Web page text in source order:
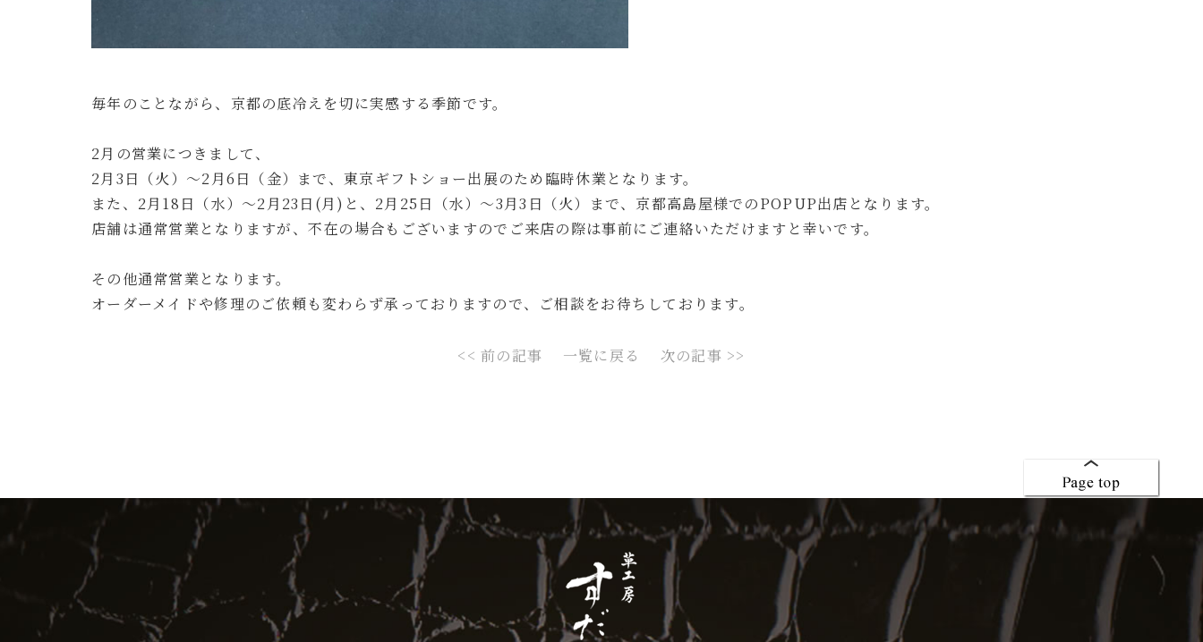
毎年のことながら、京都の底冷えを切に実感する季節です。
2月の営業につきまして、
2月3日（火）〜2月6日（金）まで、東京ギフトショー出展のため臨時休業となります。
また、2月18日（水）〜2月23日(月)と、2月25日（水）〜3月3日（火）まで、京都高島屋様でのPOPUP出店となります。
店舗は通常営業となりますが、不在の場合もございますのでご来店の際は事前にご連絡いただけますと幸いです。
その他通常営業となります。
オーダーメイドや修理のご依頼も変わらず承っておりますので、ご相談をお待ちしております。
<< 前の記事 一覧に戻る 次の記事 >>